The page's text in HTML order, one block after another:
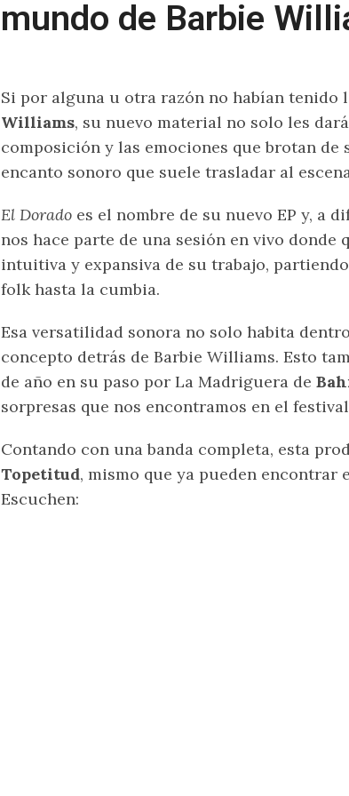
mundo de Barbie
Si por alguna u otra razón no habían tenido
Williams, su nuevo material no solo les
composición y las emociones que brotan de
encanto sonoro que suele trasladar al
El Dorado es el nombre de su nuevo EP y, a
nos hace parte de una sesión en vivo donde
intuitiva y expansiva de su trabajo,
folk hasta la cumbia.
Esa versatilidad sonora no solo habita
concepto detrás de Barbie Williams. Esto
de año en su paso por La Madriguera de
sorpresas que nos encontramos en el
Contando con una banda completa, esta
Topetitud, mismo que ya pueden encontrar
Escuchen: